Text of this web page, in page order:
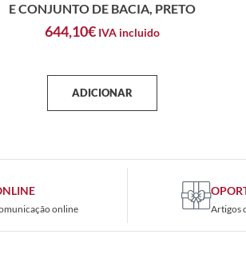
E CONJUNTO DE BACIA, PRETO
644,10€ IVA incluido
ADICIONAR
online Artigos